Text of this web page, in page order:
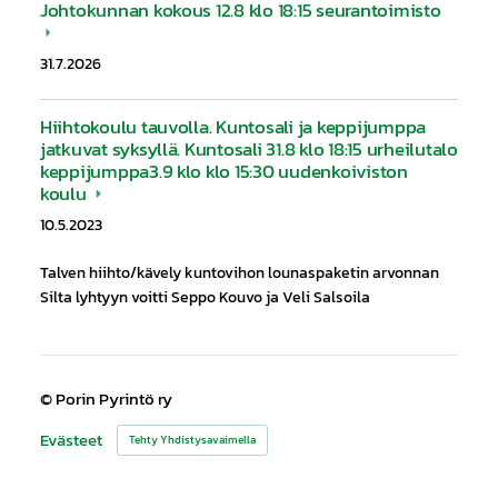
Johtokunnan kokous 12.8 klo 18:15 seurantoimisto
31.7.2026
Hiihtokoulu tauvolla. Kuntosali ja keppijumppa
jatkuvat syksyllä. Kuntosali 31.8 klo 18:15 urheilutalo
keppijumppa3.9 klo klo 15:30 uudenkoiviston
koulu
10.5.2023
Talven hiihto/kävely kuntovihon lounaspaketin arvonnan
Silta lyhtyyn voitti Seppo Kouvo ja Veli Salsoila
©Porin Pyrintö ry
Evästeet
Tehty Yhdistysavaimella